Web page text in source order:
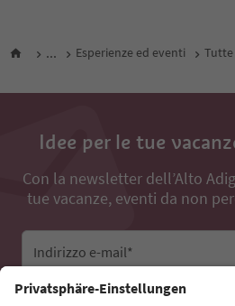
... Esperienze ed eventi Tutte
Idee per le tue
Con la newsletter dell’Alto
tue vacanze, eventi da non
Indirizzo e-mail*